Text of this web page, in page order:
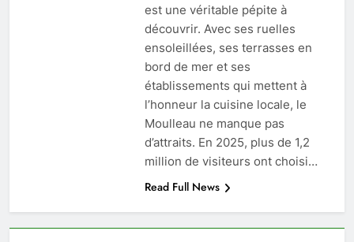
est une véritable pépite à
découvrir. Avec ses ruelles
ensoleillées, ses terrasses en
bord de mer et ses
établissements qui mettent à
l’honneur la cuisine locale, le
Moulleau ne manque pas
d’attraits. En 2025, plus de 1,2
million de visiteurs ont choisi…
Read Full News